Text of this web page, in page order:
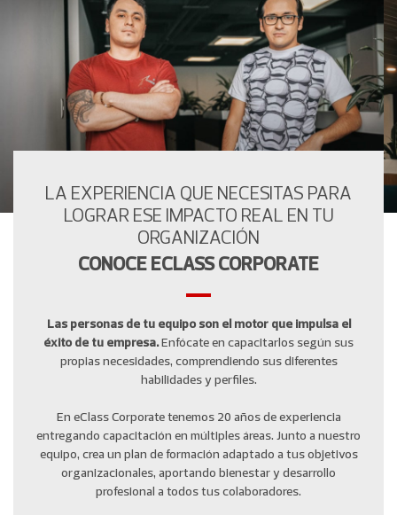
LA EXPERIENCIA QUE NECESITAS PARA
LOGRAR ESE IMPACTO REAL EN TU
ORGANIZACIÓN
CONOCE ECLASS CORPORATE
Las personas de tu equipo son el motor que impulsa el
éxito de tu empresa.Enfócate en capacitarlos según sus
propias necesidades, comprendiendo sus diferentes
habilidades y perfiles.
En eClass Corporate tenemos 20 años de experiencia
entregando capacitación en múltiples áreas. Junto a nuestro
equipo, crea un plan de formación adaptado a tus objetivos
organizacionales, aportando bienestar y desarrollo
profesional a todos tus colaboradores.